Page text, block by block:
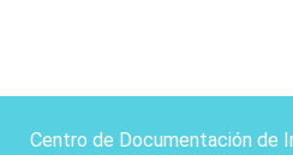
Centro de Documentación de